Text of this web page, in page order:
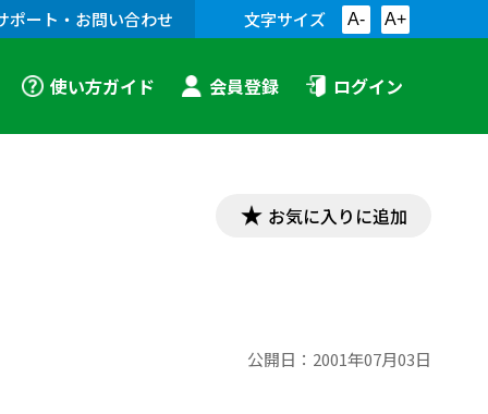
ポート・お問い合わせ 文字サイズ A- A+
使い方ガイド 会員登録 ログイン
お気に入りに追加
公開日： 2001年07月03日